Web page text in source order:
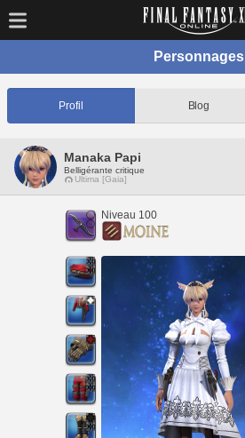
Personnages
Profil Blog
Manaka Papi
Belligérante critique
Ultima [Gaia]
Niveau 100